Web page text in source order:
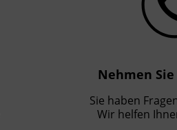
Nehmen
Sie haben
Wir helfen